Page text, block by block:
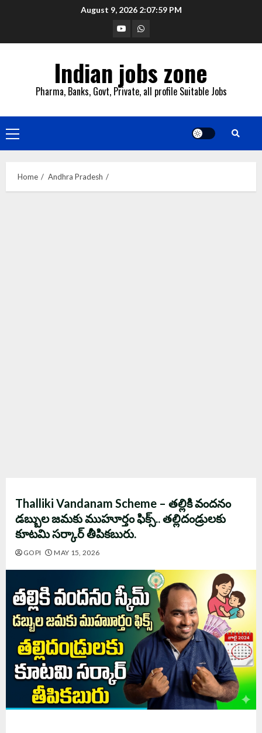
August 9, 2026 2:08:00 PM
YouTubeWhatsapp
Indian jobs zone
Pharma, Banks, Govt, Private, all profile Suitable Jobs
Primary
Menu
Home Andhra Pradesh
Thalliki Vandanam Scheme – తల్లికి వందనం
డబ్బుల జమకు ముహూర్తం ఫిక్స్.. తల్లిదండ్రులకు
కూటమి సర్కార్ తీపికబురు.
GOPI MAY 15, 2026